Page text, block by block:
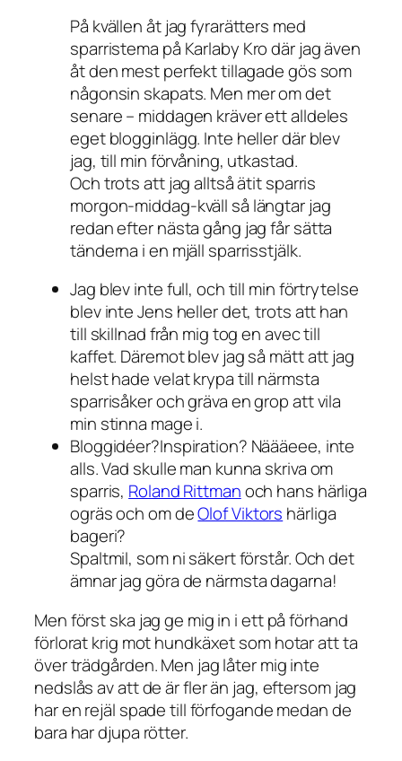
På kvällen åt jag fyrarätters med
sparristema på Karlaby Kro där jag även
åt den mest perfekt tillagade gös som
någonsin skapats. Men mer om det
senare – middagen kräver ett alldeles
eget blogginlägg. Inte heller där blev
jag, till min förvåning, utkastad.
Och trots att jag alltså ätit sparris
morgon-middag-kväll så längtar jag
redan efter nästa gång jag får sätta
tänderna i en mjäll sparrisstjälk.
Jag blev inte full, och till min förtrytelse
blev inte Jens heller det, trots att han
till skillnad från mig tog en avec till
kaffet. Däremot blev jag så mätt att jag
helst hade velat krypa till närmsta
sparrisåker och gräva en grop att vila
min stinna mage i.
Bloggidéer?Inspiration? Näääeee, inte
alls. Vad skulle man kunna skriva om
sparris, Roland Rittmanoch hans härliga
ogräs och om deOlof Viktors härliga
bageri?
Spaltmil, som ni säkert förstår. Och det
ämnar jag göra de närmsta dagarna!
Men först ska jag ge mig in i ett på förhand
förlorat krig mot hundkäxet som hotar att ta
över trädgården. Men jag låter mig inte
nedslås av att de är fler än jag, eftersom jag
har en rejäl spade till förfogande medan de
bara har djupa rötter.